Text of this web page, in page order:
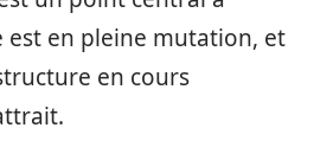
est en pleine mutation, et
en cours